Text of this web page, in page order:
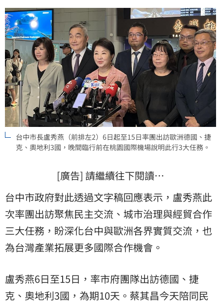
台中市長盧秀燕（前排左2）6日起至15日率團出訪歐洲德國、捷
克、奧地利3國，晚間臨行前在桃園國際機場說明此行3大任務。
[廣告] 請繼續往下閱讀…
台中市政府對此透過文字稿回應表示，盧秀燕此
次率團出訪聚焦民主交流、城市治理與經貿合作
三大任務，盼深化台中與歐洲各界實質交流，也
為台灣產業拓展更多國際合作機會。
盧秀燕6日至15日，率市府團隊出訪德國、捷
克、奧地利3國，為期10天。蔡其昌今天陪同民